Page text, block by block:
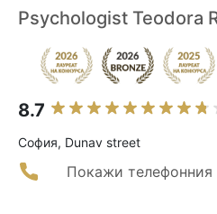
Psychologist Teodora
8.7
София, Dunav street
Покажи телефонния